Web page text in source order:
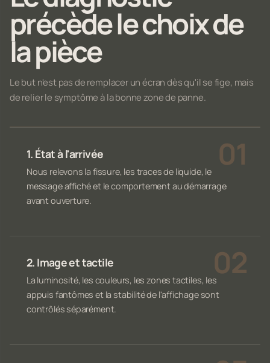
précède le choix de
la pièce
Le but n'est pas de remplacer un écran dès qu'il se fige, mais
de relier le symptôme à la bonne zone de panne.
1. État à l'arrivée
Nous relevons la fissure, les traces de liquide, le
message affiché et le comportement au démarrage
avant ouverture.
2. Image et tactile
La luminosité, les couleurs, les zones tactiles, les
appuis fantômes et la stabilité de l'affichage sont
contrôlés séparément.